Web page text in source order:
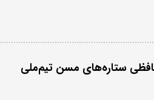
ستاره‌های مسن تیم‌ملی